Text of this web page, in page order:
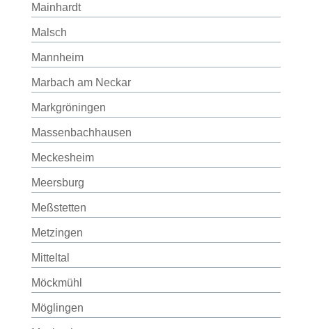
Mainhardt
Malsch
Mannheim
Marbach am Neckar
Markgröningen
Massenbachhausen
Meckesheim
Meersburg
Meßstetten
Metzingen
Mitteltal
Möckmühl
Möglingen